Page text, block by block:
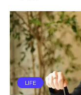
LIFE